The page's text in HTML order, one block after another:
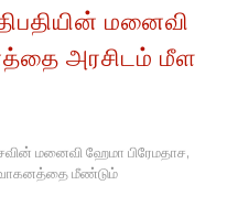
மனைவி
அரசிடம் மீள
மனைவி ஹேமா பிரேமதாச,
மீண்டும்